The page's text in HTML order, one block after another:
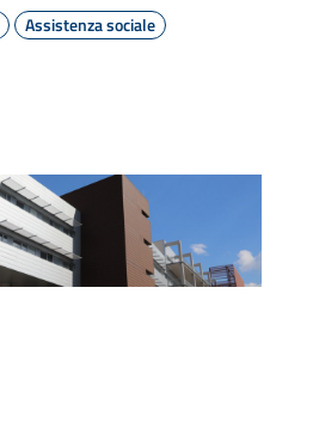
Assistenza sociale